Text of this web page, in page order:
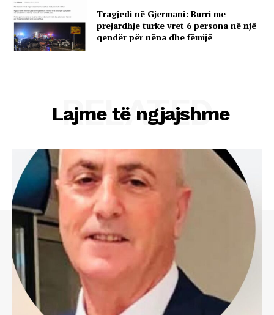
Tragjedi në Gjermani: Burri me
prejardhje turke vret 6 persona në një
qendër për nëna dhe fëmijë
Lajme të ngjajshme
RELATED